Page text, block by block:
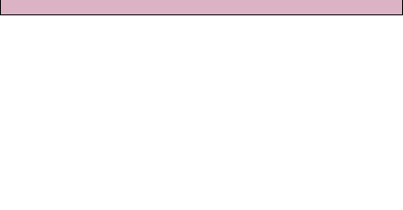
Rohrerstrasse 20